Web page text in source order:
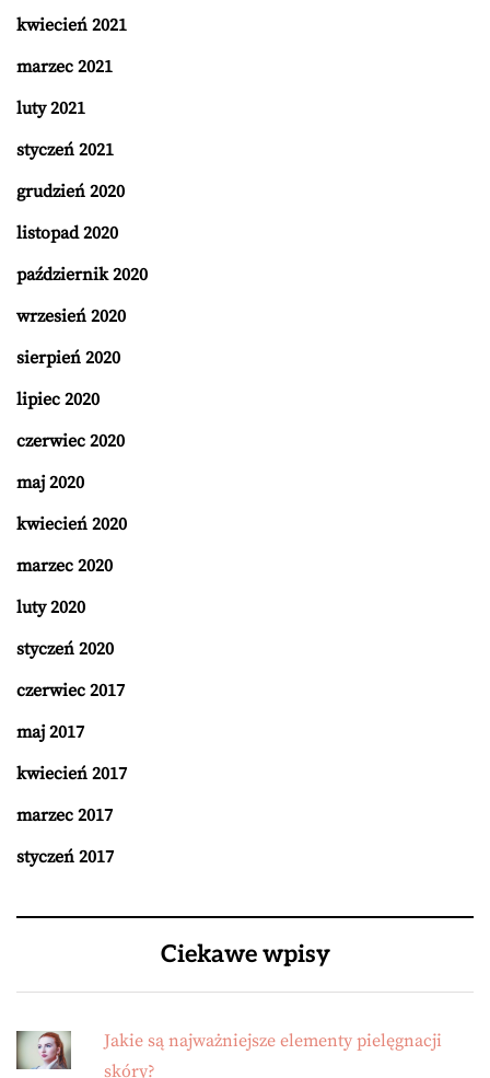
kwiecień 2021
marzec 2021
luty 2021
styczeń 2021
grudzień 2020
listopad 2020
październik 2020
wrzesień 2020
sierpień 2020
lipiec 2020
czerwiec 2020
maj 2020
kwiecień 2020
marzec 2020
luty 2020
styczeń 2020
czerwiec 2017
maj 2017
kwiecień 2017
marzec 2017
styczeń 2017
Ciekawe wpisy
Jakie są najważniejsze elementy pielęgnacji
skóry?